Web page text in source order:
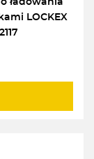
ładowania
LOCKEX